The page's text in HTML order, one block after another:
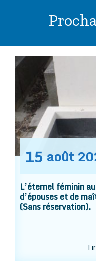
15 août
L’éternel féminin
d’épouses et de
(Sans réservation).